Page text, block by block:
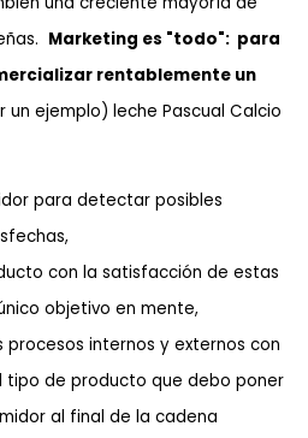
Marketing es "todo": para
rentablemente un
ejemplo) leche Pascual Calcio
para detectar posibles
con la satisfacción de estas
objetivo en mente,
internos y externos con
de producto que debo poner
al final de la cadena